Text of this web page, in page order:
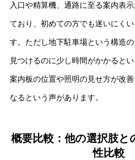
入口や精算機、通路に至る案内表
ており、初めての方でも迷いにく
す。ただし地下駐車場という構造
見つけるのに少し時間がかかるとい
案内板の位置や照明の見せ方が改
なるという声があります。
概要比較：他の選択肢と
性比較